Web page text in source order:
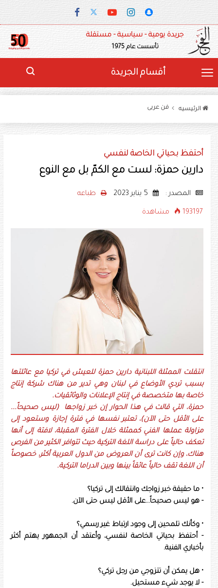
جريدة يومية - سياسية - مستقلة
تأسست عام 1975
أقسام الجريدة
الرئيسيه فن عربى
أحتفظ بحياتي الخاصة لنفسي
دارين حمزة: لست مع الكمّ بل مع النوع
المصدر : طباعه
193197 مشاهدة
انتقلت الممثلة اللبنانية دارين حمزة للعيش في تركيا مع عائلتها
بسبب تردي الأوضاع في لبنان وهي تدير من هناك شركة إنتاج
خاصة بها متخصصة في إنتاج الإعلانات والوثائقيات.
حمزة، التي قالت في هذا الحوار إن خبر زواجها (ليس صحيحاً...
على الأقل حتى الآن)، تعتبر نفسها في فترة إجازة وستعود إلى
مزاولة عملها الفني كممثلة خلال الفترة المقبلة، لافتة إلى أنها
تعكف حالياً على دراسة اللغة التركية حيث تتوافر الكثير من الفرص
هناك، وإن كانت ترى أن العروض من الدول العربية أكثر، خصوصاً
أن اللغة تقف حالياً عائقاً بينها وبين الدراما التركية.
• ما حقيقة خبر زواجك وانتقالك إلى تركيا؟
- هو ليس صحيحاً...على الأقل ليس حتى الآن.
• وكأنك تلمحين إلى وجود ارتباط غير رسمي؟
- أحتفظ بحياتي الخاصة لنفسي، وأعتقد أن الجمهور يهتم أكثر
بأخباري الفنية.
• هل يمكن أن تتزوجي من رجل تركي؟
- لا يوجد شيء مستحيل.